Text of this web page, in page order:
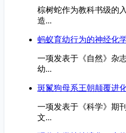
棕树蛇作为教科书级的
造...
蚂蚁育幼行为的神经化
一项发表于《自然》杂
幼...
斑鬣狗母系王朝颠覆进
一项发表于《科学》期
文...